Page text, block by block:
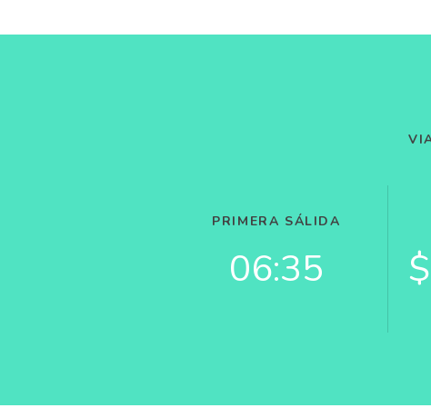
PRIMERA SÁLIDA
06:35